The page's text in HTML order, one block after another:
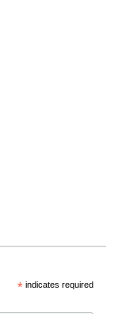
* indicates required